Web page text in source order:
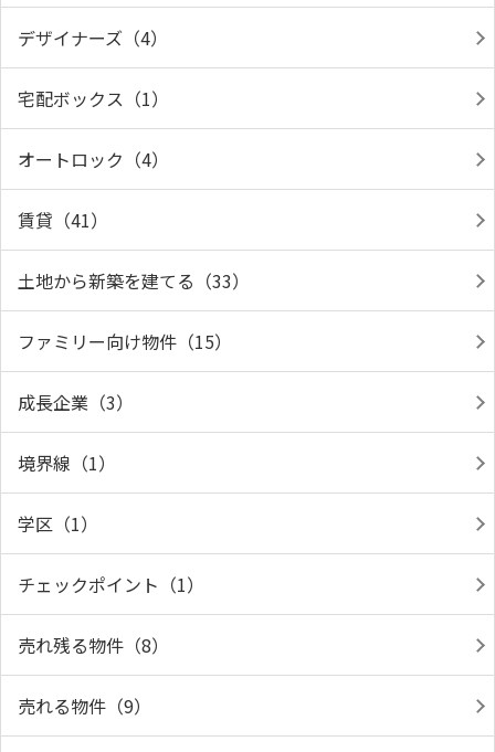
デザイナーズ（4）
宅配ボックス（1）
オートロック（4）
賃貸（41）
土地から新築を建てる（33）
ファミリー向け物件（15）
成長企業（3）
境界線（1）
学区（1）
チェックポイント（1）
売れ残る物件（8）
売れる物件（9）